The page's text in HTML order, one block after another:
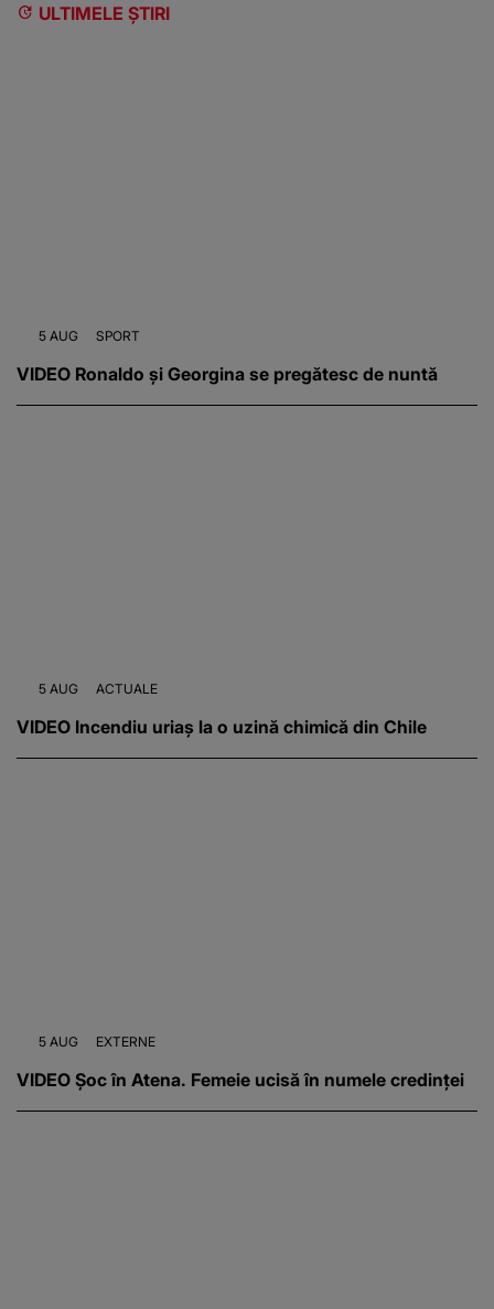
ULTIMELE ȘTIRI
5 AUG SPORT
VIDEO Ronaldo și Georgina se pregătesc de nuntă
5 AUG ACTUALE
VIDEO Incendiu uriaș la o uzină chimică din Chile
5 AUG EXTERNE
VIDEO Șoc în Atena. Femeie ucisă în numele credinței